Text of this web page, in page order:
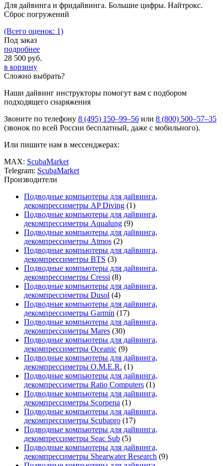
Для дайвинга и фридайвинга. Большие цифры. Найтрокс.
Сброс погружений
(Всего оценок: 1)
Под заказ
подробнее
28 500 руб.
в корзину
Сложно выбрать?
Наши дайвинг инструкторы помогут вам с подбором
подходящего снаряжения
Звоните по телефону 8 (495) 150–99–56 или 8 (800) 500–57–35
(звонок по всей России бесплатный, даже с мобильного).
Или пишите нам в мессенджерах:
MAX: ScubaMarket
Telegram: ScubaMarket
Производители
Подводные компьютеры для дайвинга,
декомпрессиметры AP Diving (1)
Подводные компьютеры для дайвинга,
декомпрессиметры Aqualung (9)
Подводные компьютеры для дайвинга,
декомпрессиметры Atmos (2)
Подводные компьютеры для дайвинга,
декомпрессиметры BTS (3)
Подводные компьютеры для дайвинга,
декомпрессиметры Cressi (8)
Подводные компьютеры для дайвинга,
декомпрессиметры Dusol (4)
Подводные компьютеры для дайвинга,
декомпрессиметры Garmin (17)
Подводные компьютеры для дайвинга,
декомпрессиметры Mares (30)
Подводные компьютеры для дайвинга,
декомпрессиметры Oceanic (9)
Подводные компьютеры для дайвинга,
декомпрессиметры O.M.E.R. (1)
Подводные компьютеры для дайвинга,
декомпрессиметры Ratio Computers (1)
Подводные компьютеры для дайвинга,
декомпрессиметры Scorpena (1)
Подводные компьютеры для дайвинга,
декомпрессиметры Scubapro (17)
Подводные компьютеры для дайвинга,
декомпрессиметры Seac Sub (5)
Подводные компьютеры для дайвинга,
декомпрессиметры Shearwater Research (9)